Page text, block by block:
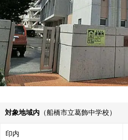
対象地域内 （船橋市立葛飾中学校）
印内